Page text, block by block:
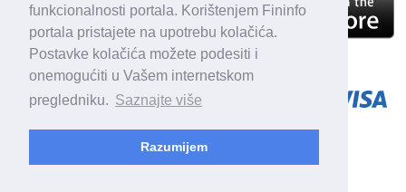
funkcionalnosti portala. Korištenjem Fininfo
portala pristajete na upotrebu kolačića.
Postavke kolačića možete podesiti i
onemogućiti u Vašem internetskom
pregledniku. Saznajte više
Razumijem